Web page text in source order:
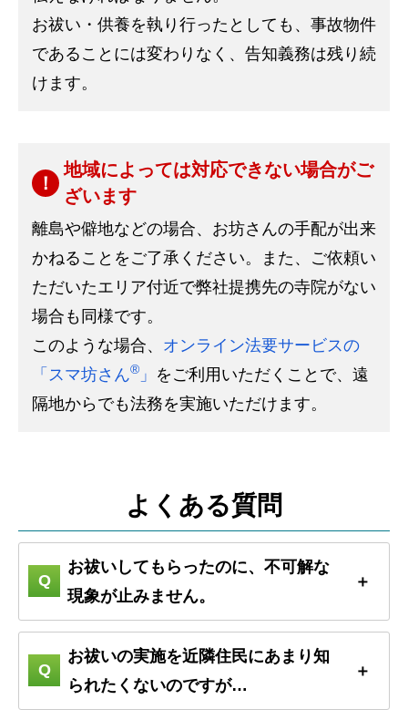
お祓い・供養を執り行ったとしても、事故物件
であることには変わりなく、告知義務は残り続
けます。
地域によっては対応できない場合がご
ざいます
離島や僻地などの場合、お坊さんの手配が出来
かねることをご了承ください。また、ご依頼い
ただいたエリア付近で弊社提携先の寺院がない
場合も同様です。
このような場合、 オンライン法要サービスの
「スマ坊さん® 」 をご利用いただくことで、遠
隔地からでも法務を実施いただけます。
よくある質問
お祓いしてもらったのに、不可解な
現象が止みません。
お祓いの実施を近隣住民にあまり知
られたくないのですが…